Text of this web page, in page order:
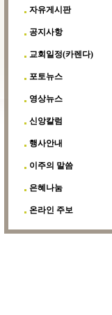
자유게시판
공지사항
교회일정(카렌다)
포토뉴스
영상뉴스
신앙칼럼
행사안내
이주의 말씀
은혜나눔
온라인 주보